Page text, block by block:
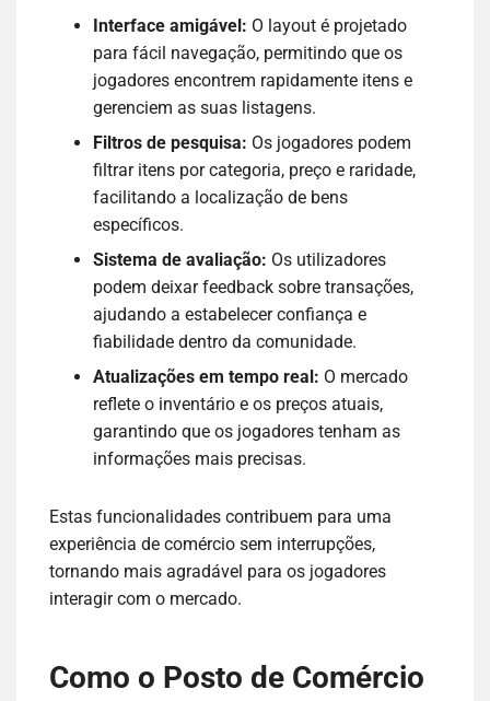
Interface amigável: O layout é projetado
para fácil navegação, permitindo que os
jogadores encontrem rapidamente itens e
gerenciem as suas listagens.
Filtros de pesquisa: Os jogadores podem
filtrar itens por categoria, preço e raridade,
facilitando a localização de bens
específicos.
Sistema de avaliação: Os utilizadores
podem deixar feedback sobre transações,
ajudando a estabelecer confiança e
fiabilidade dentro da comunidade.
Atualizações em tempo real: O mercado
reflete o inventário e os preços atuais,
garantindo que os jogadores tenham as
informações mais precisas.
Estas funcionalidades contribuem para uma
experiência de comércio sem interrupções,
tornando mais agradável para os jogadores
interagir com o mercado.
Como o Posto de Comércio